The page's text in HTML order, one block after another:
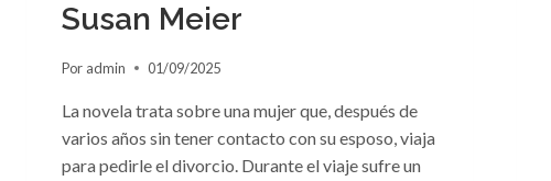
Susan Meier
Por admin 01/09/2025
La novela trata sobre una mujer que, después de
varios años sin tener contacto con su esposo, viaja
para pedirle el divorcio. Durante el viaje sufre un